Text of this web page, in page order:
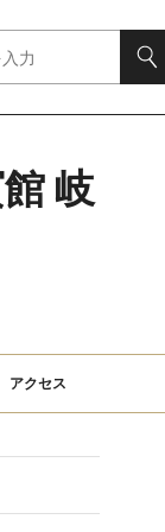
岐
アクセス